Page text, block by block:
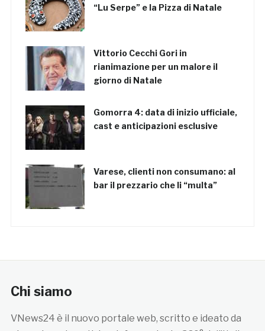
“Lu Serpe” e la Pizza di Natale
Vittorio Cecchi Gori in
rianimazione per un malore il
giorno di Natale
Gomorra 4: data di inizio ufficiale,
cast e anticipazioni esclusive
Varese, clienti non consumano: al
bar il prezzario che li “multa”
Chi siamo
VNews24 è il nuovo portale web, scritto e ideato da